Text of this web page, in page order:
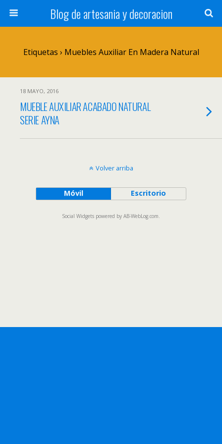
Blog de artesania y decoracion
Etiquetas › Muebles Auxiliar En Madera Natural
18 MAYO, 2016
MUEBLE AUXILIAR ACABADO NATURAL
SERIE AYNA
Volver arriba
Móvil Escritorio
Social Widgets powered by AB-WebLog.com.